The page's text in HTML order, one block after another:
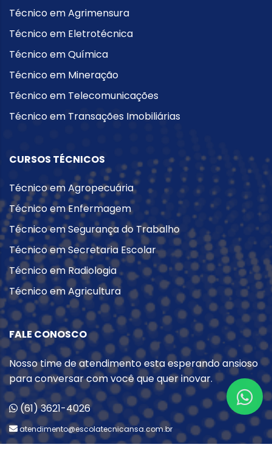
Técnico em Agrimensura
Técnico em Eletrotécnica
Técnico em Química
Técnico em Mineração
Técnico em Telecomunicações
Técnico em Transações Imobiliárias
CURSOS TÉCNICOS
Técnico em Agropecuária
Técnico em Enfermagem
Técnico em Segurança do Trabalho
Técnico em Secretaria Escolar
Técnico em Radiologia
Técnico em Agricultura
FALE CONOSCO
Nosso time de atendimento esta esperando ansioso
para conversar com você que quer inovar.
(61) 3621-4026
atendimento@escolatecnicansa.com.br